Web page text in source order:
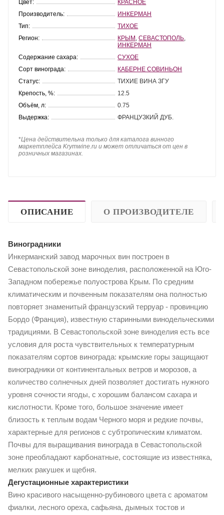
Цвет:
КРАСНОЕ
Производитель:
ИНКЕРМАН
Тип:
ТИХОЕ
Регион:
КРЫМ ,СЕВАСТОПОЛЬ
ИНКЕРМАН
Содержание сахара:
СУХОЕ
Сорт винограда:
КАБЕРНЕ СОВИНЬОН
Статус:
ТИХИЕ ВИНА ЗГУ
Крепость, %:
12.5
Объём, л:
0.75
Выдержка:
ФРАНЦУЗКИЙ ДУБ.
*Цена действительна только для каталога винного
маркетплейса Krymwine.ru и может отличаться от цен в
розничных магазинах.
ОПИСАНИЕ О ПРОИЗВОДИТЕЛЕ
Виноградники
Инкерманский завод марочных вин построен в
Севастопольской зоне виноделия, расположенной на Юго-
Западном побережье полуострова Крым. По средним
климатическим и почвенным показателям она полностью
повторяет знаменитый французский терруар - провинцию
Бордо (Франция), известную старинными винодельческими
традициями. В Севастопольской зоне виноделия есть все
условия для роста чувствительных к температурным
показателям сортов винограда: крымские горы защищают
виноградники от континентальных ветров и морозов, а
количество солнечных дней позволяет достигать нужного
уровня сочности ягоды, с хорошим балансом сахара и
кислотности. Кроме того, большое значение имеет
близость к теплым водам Черного моря и редкие почвы,
характерные для регионов с субтропическим климатом.
Почвы для выращивания винограда в Севастопольской
зоне преобладают карбонатные, состоящие из известняка,
мелких ракушек и щебня.
Дегустационные характеристики
Вино красивого насыщенно-рубинового цвета с ароматом
фиалки, лесного ореха, сафьяна, дымных тостов и